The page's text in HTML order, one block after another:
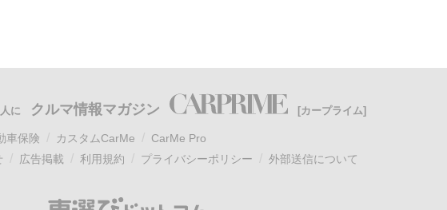
に クルマ情報マガジン [カープライム]
車保険 カスタムCarMe
CarMe Pro
広告掲載 利用規約 プライバシーポリシー 外部送信について